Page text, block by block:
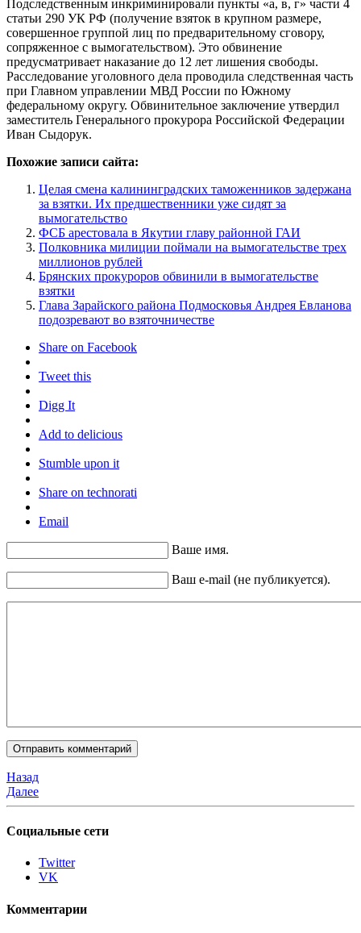
Подследственным инкриминировали пункты «а, в, г» части 4
статьи 290 УК РФ (получение взяток в крупном размере,
совершенное группой лиц по предварительному сговору,
сопряженное с вымогательством). Это обвинение
предусматривает наказание до 12 лет лишения свободы.
Расследование уголовного дела проводила следственная часть
при Главном управлении МВД России по Южному
федеральному округу. Обвинительное заключение утвердил
заместитель Генерального прокурора Российской Федерации
Иван Сыдорук.
Похожие записи сайта:
Целая смена калининградских таможенников задержана
за взятки. Их предшественники уже сидят за
вымогательство
ФСБ арестовала в Якутии главу районной ГАИ
Полковника милиции поймали на вымогательстве трех
миллионов рублей
Брянских прокуроров обвинили в вымогательстве
взятки
Глава Зарайского района Подмосковья Андрея Евланова
подозревают во взяточничестве
Share on Facebook
Tweet this
Digg It
Add to delicious
Stumble upon it
Share on technorati
Email
Ваше имя.
Ваш e-mail (не публикуется).
Назад
Далее
Социальные сети
Twitter
VK
Комментарии